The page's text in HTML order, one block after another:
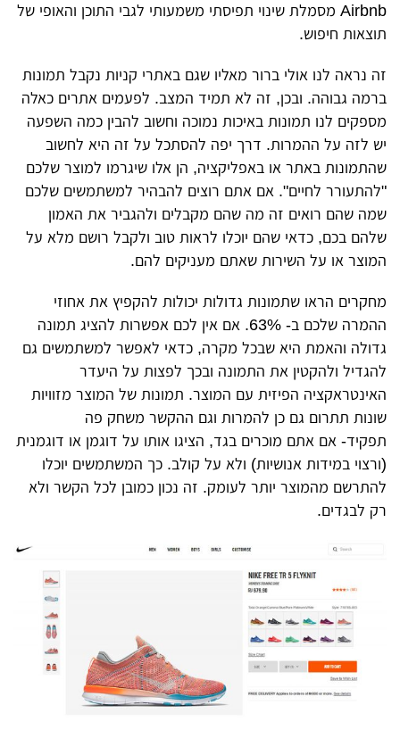
Airbnb מסמלת שינוי תפיסתי משמעותי לגבי התוכן והאופי של
תוצאות חיפוש.
זה נראה לנו אולי ברור מאליו שגם באתרי קניות נקבל תמונות
ברמה גבוהה. ובכן, זה לא תמיד המצב. לפעמים אתרים כאלה
מספקים לנו תמונות באיכות נמוכה וחשוב להבין כמה השפעה
יש לזה על ההמרות. דרך יפה להסתכל על זה היא לחשוב
שהתמונות באתר או באפליקציה, הן אלו שיגרמו למוצר שלכם
"להתעורר לחיים". אם אתם רוצים להבהיר למשתמשים שלכם
שמה שהם רואים זה מה שהם מקבלים ולהגביר את האמון
שלהם בכם, כדאי שהם יוכלו לראות טוב ולקבל רושם מלא על
המוצר או על השירות שאתם מעניקים להם.
מחקרים הראו שתמונות גדולות יכולות להקפיץ את אחוזי
ההמרה שלכם ב- 63%. אם אין לכם אפשרות להציג תמונה
גדולה והאמת היא שבכל מקרה, כדאי לאפשר למשתמשים גם
להגדיל ולהקטין את התמונה ובכך לפצות על היעדר
האינטראקציה הפיזית עם המוצר. תמונות של המוצר מזוויות
שונות תתרום גם כן להמרות וגם ההקשר משחק פה
תפקיד- אם אתם מוכרים בגד, הציגו אותו על דוגמן או דוגמנית
(ורצוי במידות אנושיות) ולא על קולב. כך המשתמשים יוכלו
להתרשם מהמוצר יותר לעומק. זה נכון כמובן לכל הקשר ולא
רק לבגדים.